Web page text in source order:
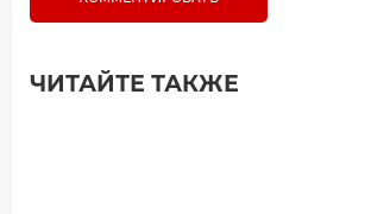
Добавить комментарий
ЧИТАЙТЕ ТАКЖЕ